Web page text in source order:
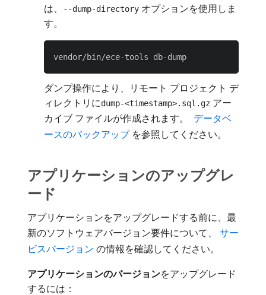
は、
--dump-directory オプションを使用しま
す。
ダンプ操作により、リモート プロジェクト デ
ィレクトリにdump-<timestamp>.sql.gz アー
カイブ ファイルが作成されます。
​ データベ
ースのバックアップ ​ を参照してください。
アプリケーションのアップグレ
ード
アプリケーションをアップグレードする前に、最
新のソフトウェアバージョン要件について、
​ サー
ビスバージョン ​ の情報を確認してください。
アプリケーションのバージョン​をアップグレード
するには：